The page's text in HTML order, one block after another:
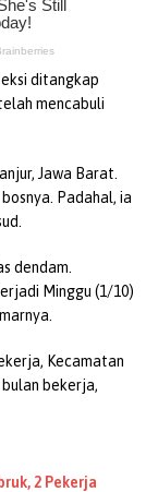
ditangkap
mencabuli
Jawa Barat.
Padahal, ia
dendam.
Minggu (1/10)
Kecamatan
bekerja,
2 Pekerja